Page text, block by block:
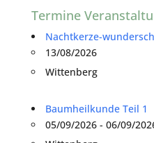
Termine
Nachtkerze-
13/08/2026
Wittenberg
Baumheilkunde Teil 1
05/09/2026 - 06/09/